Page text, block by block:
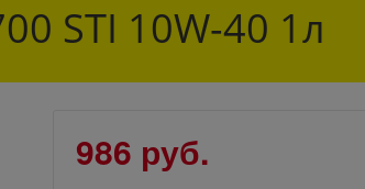
STI 10W-40 1л
986 руб.